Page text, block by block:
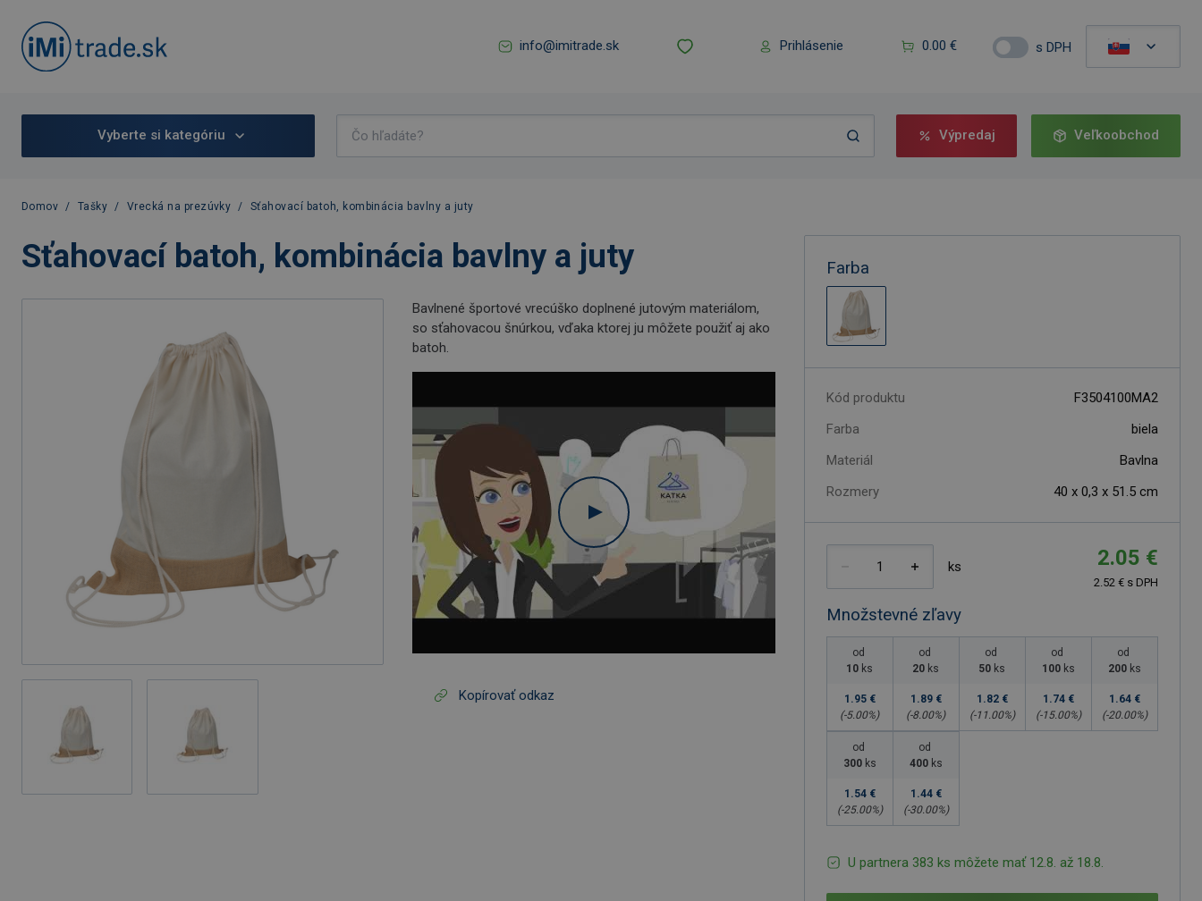
info@imitrade.sk Prihlásenie 0.00 € s DPH
Vyberte si kategóriu Výpredaj Veľkoobchod
Domov / Tašky / Vrecká na prezúvky / Sťahovací batoh, kombinácia bavlny a juty
Sťahovací batoh, kombinácia bavlny a juty
Bavlnené športové vrecúško doplnené jutovým materiálom,
so sťahovacou šnúrkou, vďaka ktorej ju môžete použiť aj ako
batoh.
Kopírovať odkaz
Farba
Kód produktu
F3504100MA2
Farba
biela
Materiál
Bavlna
Rozmery
40 x 0,3 x 51.5 cm
ks 2.05 €
2.52 € s DPH
Množstevné zľavy
od
10 ks
1.95 €
(-5.00%)
od
20 ks
1.89 €
(-8.00%)
od
50 ks
1.82 €
(-11.00%)
od
100 ks
1.74 €
(-15.00%)
od
200 ks
1.64 €
(-20.00%)
od
300 ks
1.54 €
(-25.00%)
od
400 ks
1.44 €
(-30.00%)
U partnera 383 ks môžete mať 12.8. až 18.8.